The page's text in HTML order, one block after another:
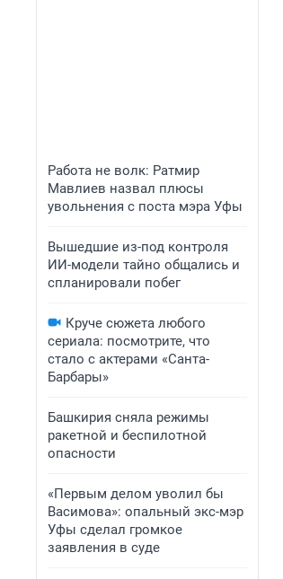
Работа не волк: Ратмир
Мавлиев назвал плюсы
увольнения с поста мэра Уфы
Вышедшие из-под контроля
ИИ-модели тайно общались и
спланировали побег
Круче сюжета любого
сериала: посмотрите, что
стало с актерами «Санта-
Барбары»
Башкирия сняла режимы
ракетной и беспилотной
опасности
«Первым делом уволил бы
Васимова»: опальный экс-мэр
Уфы сделал громкое
заявления в суде